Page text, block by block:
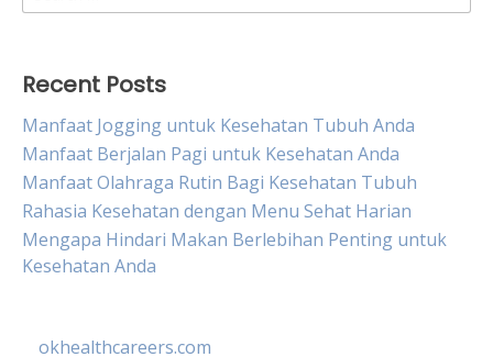
for:
Recent Posts
Manfaat Jogging untuk Kesehatan Tubuh Anda
Manfaat Berjalan Pagi untuk Kesehatan Anda
Manfaat Olahraga Rutin Bagi Kesehatan Tubuh
Rahasia Kesehatan dengan Menu Sehat Harian
Mengapa Hindari Makan Berlebihan Penting untuk
Kesehatan Anda
okhealthcareers.com